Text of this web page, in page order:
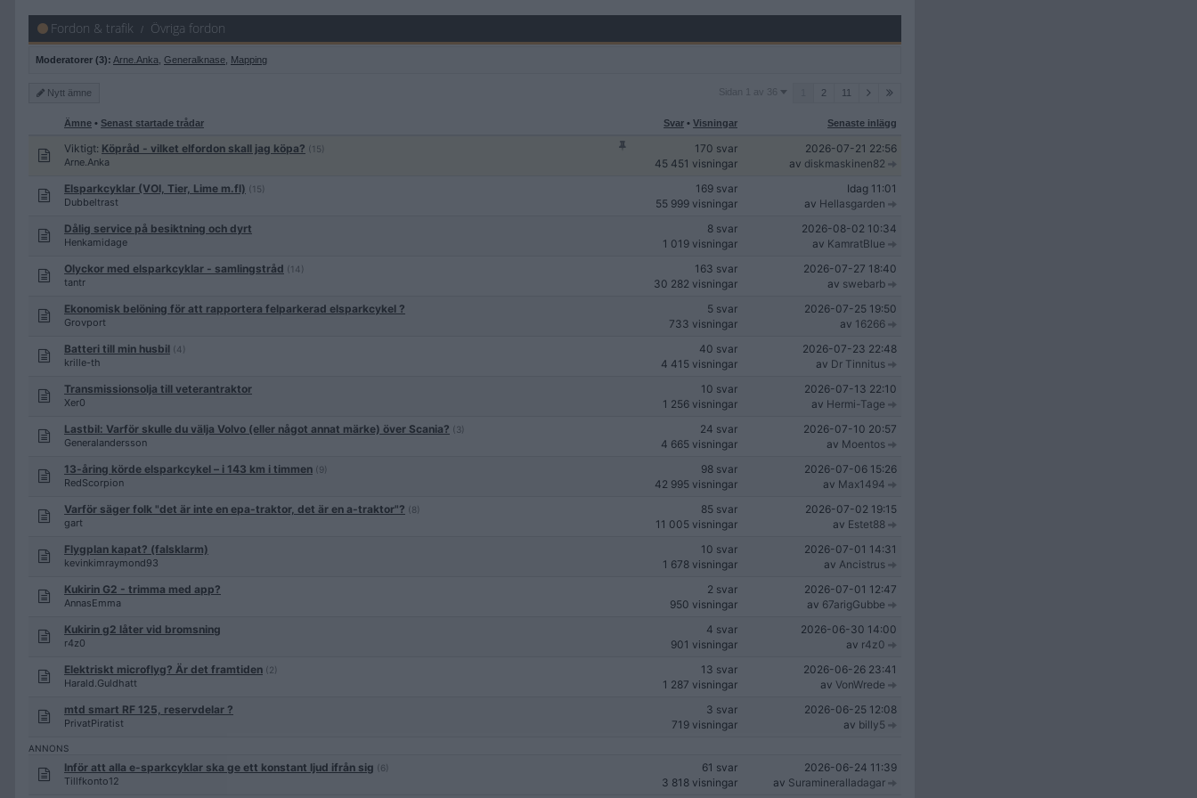
Fordon & trafik Övriga fordon
Moderatorer (3): Arne.Anka Generalknase Mapping
Nytt ämne
Sidan
36
Sidan 1 av 36 2 11
Ämne • Senast startade trådar Svar • Visningar Senaste inlägg
Viktigt: Köpråd - vilket elfordon skall jag köpa? (15)
Arne.Anka
170 svar
45 451 visningar
2026-07-21 22:56
av diskmaskinen82
Elsparkcyklar (VOI, Tier, Lime m.fl) (15)
Dubbeltrast
169 svar
55 999 visningar
Idag 11:01
av Hellasgarden
Dålig service på besiktning och dyrt
Henkamidage
8 svar
1 019 visningar
2026-08-02 10:34
av KamratBlue
Olyckor med elsparkcyklar - samlingstråd (14)
tantr
163 svar
30 282 visningar
2026-07-27 18:40
av swebarb
Ekonomisk belöning för att rapportera felparkerad elsparkcykel ?
Grovport
5 svar
733 visningar
2026-07-25 19:50
av 16266
Batteri till min husbil (4)
krille-th
40 svar
4 415 visningar
2026-07-23 22:48
av Dr Tinnitus
Transmissionsolja till veterantraktor
Xer0
10 svar
1 256 visningar
2026-07-13 22:10
av Hermi-Tage
Lastbil: Varför skulle du välja Volvo (eller något annat märke) över Scania? (3)
Generalandersson
24 svar
4 665 visningar
2026-07-10 20:57
av Moentos
13-åring körde elsparkcykel – i 143 km i timmen (9)
RedScorpion
98 svar
42 995 visningar
2026-07-06 15:26
av Max1494
Varför säger folk "det är inte en epa-traktor, det är en a-traktor"? (8)
gart
85 svar
11 005 visningar
2026-07-02 19:15
av Estet88
Flygplan kapat? (falsklarm)
kevinkimraymond93
10 svar
1 678 visningar
2026-07-01 14:31
av Ancistrus
Kukirin G2 - trimma med app?
AnnasEmma
2 svar
950 visningar
2026-07-01 12:47
av 67arigGubbe
Kukirin g2 låter vid bromsning
r4z0
4 svar
901 visningar
2026-06-30 14:00
av r4z0
Elektriskt microflyg? Är det framtiden (2)
Harald.Guldhatt
13 svar
1 287 visningar
2026-06-26 23:41
av VonWrede
mtd smart RF 125, reservdelar ?
PrivatPiratist
3 svar
719 visningar
2026-06-25 12:08
av billy5
Inför att alla e-sparkcyklar ska ge ett konstant ljud ifrån sig (6)
Tillfkonto12
61 svar
3 818 visningar
2026-06-24 11:39
av Suramineralladagar